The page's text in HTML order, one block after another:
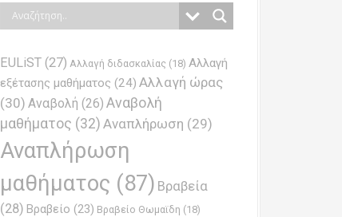
EULiST (27) Αλλαγή διδασκαλίας (18) Αλλαγή
εξέτασης μαθήματος (24) Αλλαγή ώρας
(30) Αναβολή (26) Αναβολή
μαθήματος (32) Αναπλήρωση (29)
Αναπλήρωση
μαθήματος (87) Βραβεία
(28) Βραβείο (23) Βραβείο Θωμαϊδη (18)